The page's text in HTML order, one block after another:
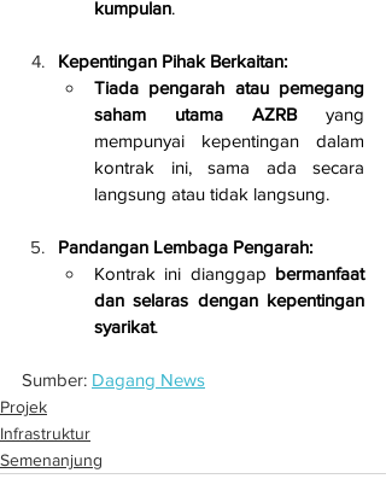
kumpulan.
Kepentingan Pihak Berkaitan:
Tiada pengarah atau pemegang
saham utama AZRB yang
mempunyai kepentingan dalam
kontrak ini, sama ada secara
langsung atau tidak langsung.
Pandangan Lembaga Pengarah:
Kontrak ini dianggap bermanfaat
dan selaras dengan kepentingan
syarikat.
Sumber: Dagang News
Projek
Infrastruktur
Semenanjung